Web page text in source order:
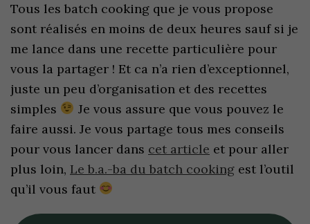
Tous les batch cooking que je vous propose
sont réalisés en moins de deux heures sauf si je
me lance dans une recette particulière pour
vous la partager ! Et ca n’a rien d’exceptionnel,
juste un peu d’organisation et des recettes
simples
Je vous assure que vous pouvez le
faire aussi. Je vous partage tous mes conseils
pour vous lancer dans cet article et pour aller
plus loin, Le b.a.-ba du batch cooking est l’outil
qu’il vous faut